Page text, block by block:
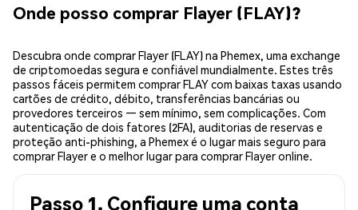
Onde posso comprar Flayer (FLAY)?
Descubra onde comprar Flayer (FLAY) na Phemex, uma exchange
de criptomoedas segura e confiável mundialmente. Estes três
passos fáceis permitem comprar FLAY com baixas taxas usando
cartões de crédito, débito, transferências bancárias ou
provedores terceiros — sem mínimo, sem complicações. Com
autenticação de dois fatores (2FA), auditorias de reservas e
proteção anti-phishing, a Phemex é o lugar mais seguro para
comprar Flayer e o melhor lugar para comprar Flayer online.
Passo 1. Configure uma conta